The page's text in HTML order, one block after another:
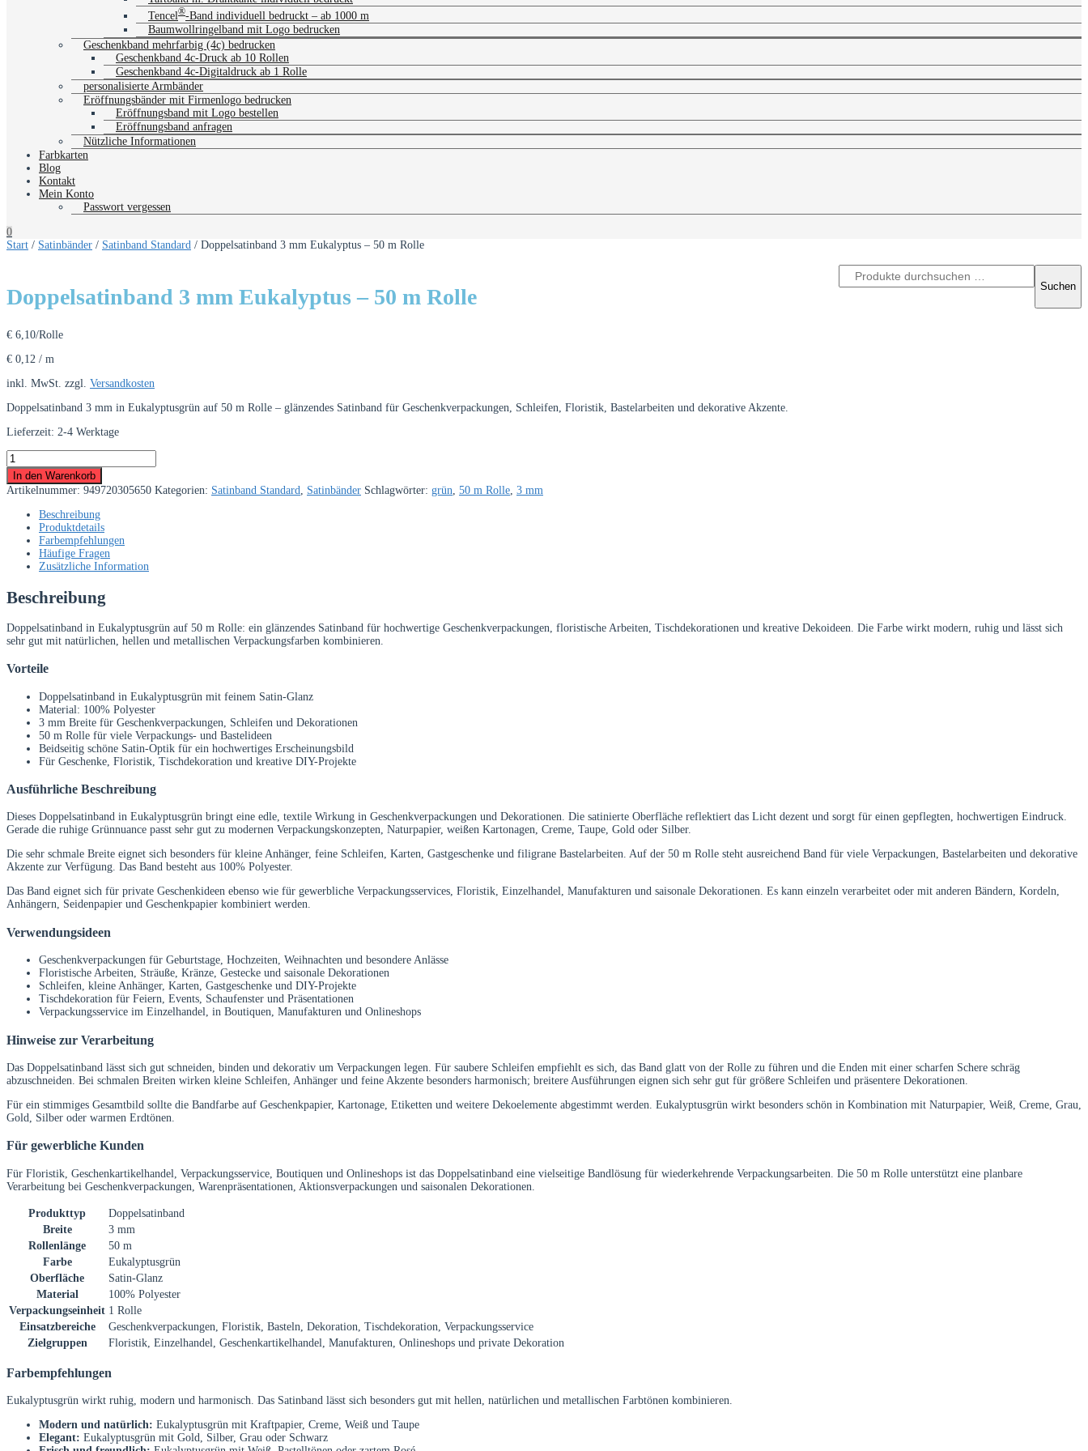
Tencel®-Band individuell bedruckt – ab 1000 m
Baumwollringelband mit Logo bedrucken
Geschenkband mehrfarbig (4c) bedrucken
Geschenkband 4c-Druck ab 10 Rollen
Geschenkband 4c-Digitaldruck ab 1 Rolle
personalisierte Armbänder
Eröffnungsbänder mit Firmenlogo bedrucken
Eröffnungsband mit Logo bestellen
Eröffnungsband anfragen
Nützliche Informationen
Farbkarten
Blog
Kontakt
Mein Konto
Passwort vergessen
0
Start / Satinbänder / Satinband Standard / Doppelsatinband 3 mm Eukalyptus – 50 m Rolle
Doppelsatinband 3 mm Eukalyptus – 50 m Rolle
€ 6,10/Rolle
€ 0,12 / m
inkl. MwSt. zzgl. Versandkosten
Doppelsatinband 3 mm in Eukalyptusgrün auf 50 m Rolle – glänzendes Satinband für Geschenkverpackungen, Schleifen, Floristik, Bastelarbeiten und dekorative Akzente.
Lieferzeit: 2-4 Werktage
Doppelsatinband
3
mm
Eukalyptus
Rolle
Menge
In den Warenkorb
Artikelnummer: 949720305650 Kategorien: Satinband Standard, Satinbänder Schlagwörter: grün, 50 m Rolle, 3 mm
Beschreibung
Produktdetails
Farbempfehlungen
Häufige Fragen
Zusätzliche Information
Beschreibung
Doppelsatinband in Eukalyptusgrün auf 50 m Rolle: ein glänzendes Satinband für hochwertige Geschenkverpackungen, floristische Arbeiten, Tischdekorationen und kreative Dekoideen. Die Farbe wirkt modern, ruhig und lässt sich
sehr gut mit natürlichen, hellen und metallischen Verpackungsfarben kombinieren.
Vorteile
Doppelsatinband in Eukalyptusgrün mit feinem Satin-Glanz
Material: 100% Polyester
3 mm Breite für Geschenkverpackungen, Schleifen und Dekorationen
50 m Rolle für viele Verpackungs- und Bastelideen
Beidseitig schöne Satin-Optik für ein hochwertiges Erscheinungsbild
Für Geschenke, Floristik, Tischdekoration und kreative DIY-Projekte
Ausführliche Beschreibung
Dieses Doppelsatinband in Eukalyptusgrün bringt eine edle, textile Wirkung in Geschenkverpackungen und Dekorationen. Die satinierte Oberfläche reflektiert das Licht dezent und sorgt für einen gepflegten, hochwertigen Eindruck.
Gerade die ruhige Grünnuance passt sehr gut zu modernen Verpackungskonzepten, Naturpapier, weißen Kartonagen, Creme, Taupe, Gold oder Silber.
Die sehr schmale Breite eignet sich besonders für kleine Anhänger, feine Schleifen, Karten, Gastgeschenke und filigrane Bastelarbeiten. Auf der 50 m Rolle steht ausreichend Band für viele Verpackungen, Bastelarbeiten und dekorative
Akzente zur Verfügung. Das Band besteht aus 100% Polyester.
Das Band eignet sich für private Geschenkideen ebenso wie für gewerbliche Verpackungsservices, Floristik, Einzelhandel, Manufakturen und saisonale Dekorationen. Es kann einzeln verarbeitet oder mit anderen Bändern, Kordeln,
Anhängern, Seidenpapier und Geschenkpapier kombiniert werden.
Verwendungsideen
Geschenkverpackungen für Geburtstage, Hochzeiten, Weihnachten und besondere Anlässe
Floristische Arbeiten, Sträuße, Kränze, Gestecke und saisonale Dekorationen
Schleifen, kleine Anhänger, Karten, Gastgeschenke und DIY-Projekte
Tischdekoration für Feiern, Events, Schaufenster und Präsentationen
Verpackungsservice im Einzelhandel, in Boutiquen, Manufakturen und Onlineshops
Hinweise zur Verarbeitung
Das Doppelsatinband lässt sich gut schneiden, binden und dekorativ um Verpackungen legen. Für saubere Schleifen empfiehlt es sich, das Band glatt von der Rolle zu führen und die Enden mit einer scharfen Schere schräg
abzuschneiden. Bei schmalen Breiten wirken kleine Schleifen, Anhänger und feine Akzente besonders harmonisch; breitere Ausführungen eignen sich sehr gut für größere Schleifen und präsentere Dekorationen.
Für ein stimmiges Gesamtbild sollte die Bandfarbe auf Geschenkpapier, Kartonage, Etiketten und weitere Dekoelemente abgestimmt werden. Eukalyptusgrün wirkt besonders schön in Kombination mit Naturpapier, Weiß, Creme, Grau,
Gold, Silber oder warmen Erdtönen.
Für gewerbliche Kunden
Für Floristik, Geschenkartikelhandel, Verpackungsservice, Boutiquen und Onlineshops ist das Doppelsatinband eine vielseitige Bandlösung für wiederkehrende Verpackungsarbeiten. Die 50 m Rolle unterstützt eine planbare
Verarbeitung bei Geschenkverpackungen, Warenpräsentationen, Aktionsverpackungen und saisonalen Dekorationen.
Produkttyp
Doppelsatinband
Breite
3 mm
Rollenlänge
50 m
Farbe
Eukalyptusgrün
Oberfläche
Satin-Glanz
Material
100% Polyester
Verpackungseinheit 1 Rolle
Einsatzbereiche
Geschenkverpackungen, Floristik, Basteln, Dekoration, Tischdekoration, Verpackungsservice
Zielgruppen
Floristik, Einzelhandel, Geschenkartikelhandel, Manufakturen, Onlineshops und private Dekoration
Farbempfehlungen
Eukalyptusgrün wirkt ruhig, modern und harmonisch. Das Satinband lässt sich besonders gut mit hellen, natürlichen und metallischen Farbtönen kombinieren.
Modern und natürlich: Eukalyptusgrün mit Kraftpapier, Creme, Weiß und Taupe
Elegant: Eukalyptusgrün mit Gold, Silber, Grau oder Schwarz